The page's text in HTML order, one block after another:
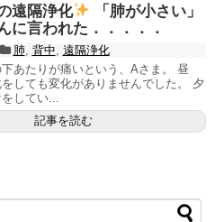
遠隔浄化
「肺が小さい」
に言われた．．．．．
肺, 背中 遠隔浄化
あたりが痛いという、Aさま。 昼
しても変化がありませんでした。 夕
してい...
記事を読む